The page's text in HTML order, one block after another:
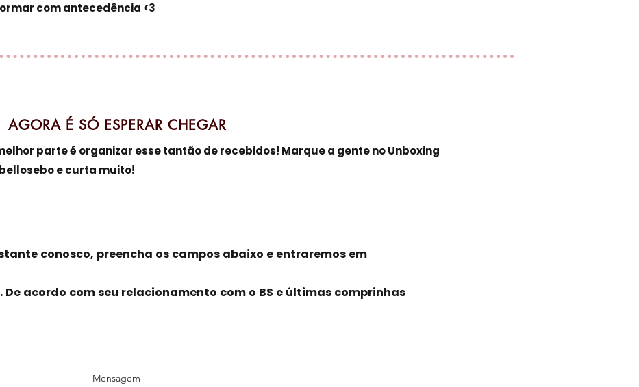
com antecedência <3
AGORA É SÓ ESPERAR CHEGAR
parte é organizar esse tantão de recebidos! Marque a gente no Unboxing
e curta muito!
conosco, preencha os campos abaixo e entraremos em
acordo com seu relacionamento com o BS e últimas comprinhas
Mensagem